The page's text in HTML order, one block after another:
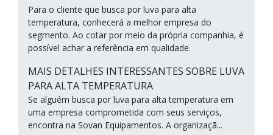
Para o cliente que busca por luva para alta
temperatura, conhecerá a melhor empresa do
segmento. Ao cotar por meio da própria companhia, é
possível achar a referência em qualidade.
MAIS DETALHES INTERESSANTES SOBRE LUVA
PARA ALTA TEMPERATURA
Se alguém busca por luva para alta temperatura em
uma empresa comprometida com seus serviços,
encontra na Sovan Equipamentos. A organizaçã...